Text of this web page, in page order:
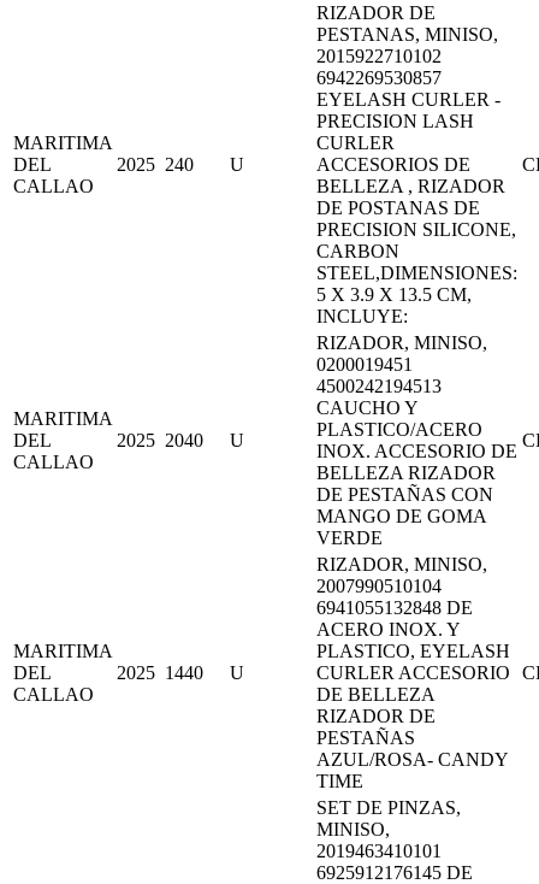
MARITIMA
DEL
CALLAO
2025 240 U
RIZADOR DE
PESTANAS, MINISO,
2015922710102
6942269530857
EYELASH CURLER -
PRECISION LASH
CURLER
ACCESORIOS DE
BELLEZA , RIZADOR
DE POSTANAS DE
PRECISION SILICONE,
CARBON
STEEL,DIMENSIONES:
5 X 3.9 X 13.5 CM,
INCLUYE:
MARITIMA
DEL
CALLAO
2025 2040 U
RIZADOR, MINISO,
0200019451
4500242194513
CAUCHO Y
PLASTICO/ACERO
INOX. ACCESORIO DE
BELLEZA RIZADOR
DE PESTAÑAS CON
MANGO DE GOMA
VERDE
MARITIMA
DEL
CALLAO
2025 1440 U
RIZADOR, MINISO,
2007990510104
6941055132848 DE
ACERO INOX. Y
PLASTICO, EYELASH
CURLER ACCESORIO
DE BELLEZA
RIZADOR DE
PESTAÑAS
AZUL/ROSA- CANDY
TIME
SET DE PINZAS,
MINISO,
2019463410101
6925912176145 DE